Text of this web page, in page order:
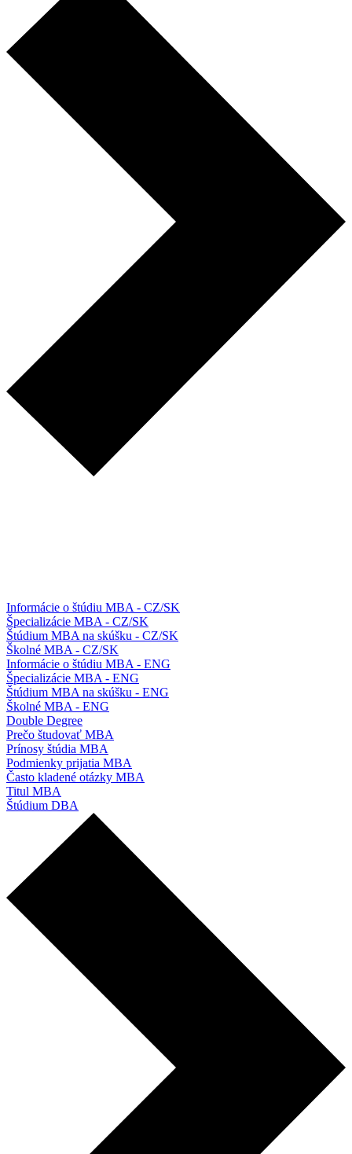
Informácie o štúdiu MBA - CZ/SK
Špecializácie MBA - CZ/SK
Štúdium MBA na skúšku - CZ/SK
Školné MBA - CZ/SK
Informácie o štúdiu MBA - ENG
Špecializácie MBA - ENG
Štúdium MBA na skúšku - ENG
Školné MBA - ENG
Double Degree
Prečo študovať MBA
Prínosy štúdia MBA
Podmienky prijatia MBA
Často kladené otázky MBA
Titul MBA
Štúdium DBA